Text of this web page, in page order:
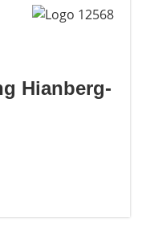
Hianberg-